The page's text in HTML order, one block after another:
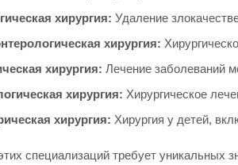
хирургия: Удаление
хирургия:
хирургия: Лечение заболеваний
хирургия: Хирургическое
хирургия: Хирургия у детей,
специализаций требует уникальных